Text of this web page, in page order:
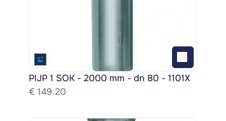
PIJP 1 SOK - 2000 mm - dn 80 - 1101X
€ 149.20